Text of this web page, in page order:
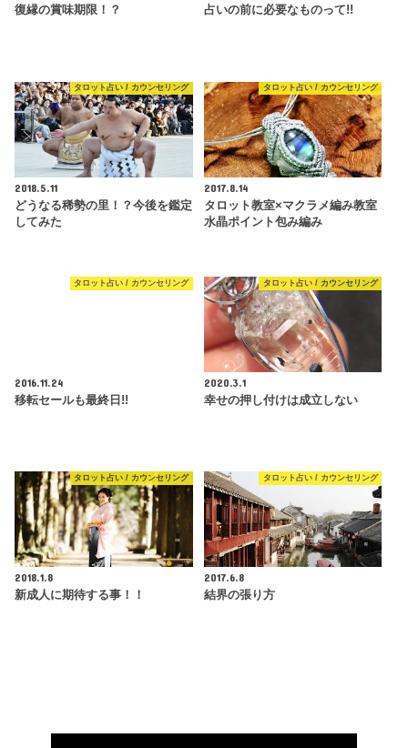
復縁の賞味期限！？
占いの前に必要なものって!!
タロット占い / カウンセリング
2018.5.11
どうなる稀勢の里！？今後を鑑定
してみた
タロット占い / カウンセリング
2017.8.14
タロット教室×マクラメ編み教室
水晶ポイント包み編み
タロット占い / カウンセリング
2016.11.24
移転セールも最終日!!
タロット占い / カウンセリング
2020.3.1
幸せの押し付けは成立しない
タロット占い / カウンセリング
2018.1.8
新成人に期待する事！！
タロット占い / カウンセリング
2017.6.8
結界の張り方